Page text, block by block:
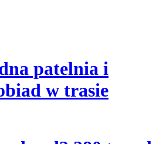
patelnia i
w trasie